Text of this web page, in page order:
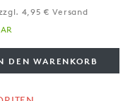
4,95 € Versand
DEN WARENKORB